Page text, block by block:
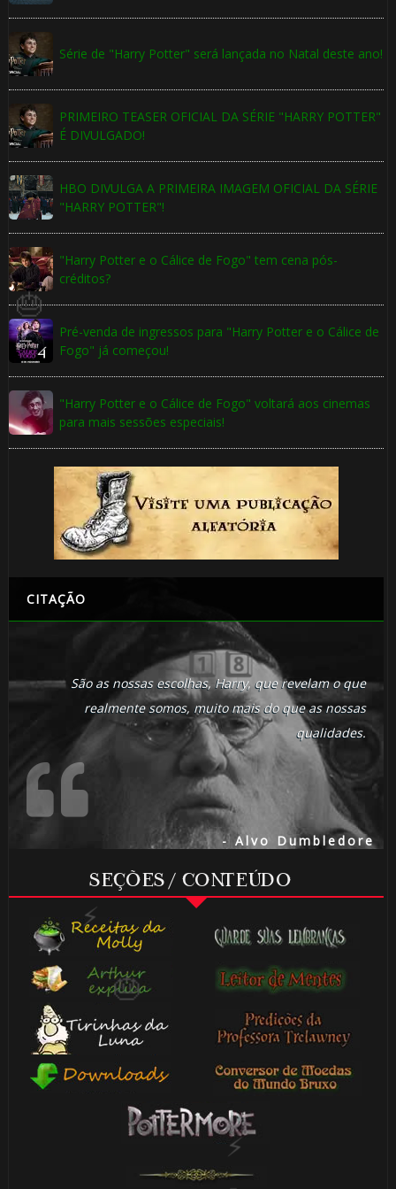
Série de "Harry Potter" será lançada no Natal deste ano!
PRIMEIRO TEASER OFICIAL DA SÉRIE "HARRY POTTER"
É DIVULGADO!
HBO DIVULGA A PRIMEIRA IMAGEM OFICIAL DA SÉRIE
"HARRY POTTER"!
"Harry Potter e o Cálice de Fogo" tem cena pós-
créditos?
Pré-venda de ingressos para "Harry Potter e o Cálice de
Fogo" já começou!
"Harry Potter e o Cálice de Fogo" voltará aos cinemas
para mais sessões especiais!
CITAÇÃO
São as nossas escolhas, Harry, que revelam o que
realmente somos, muito mais do que as nossas
qualidades.
- Alvo Dumbledore
SEÇÕES / CONTEÚDO
⚡
⚡
🎂
🎈